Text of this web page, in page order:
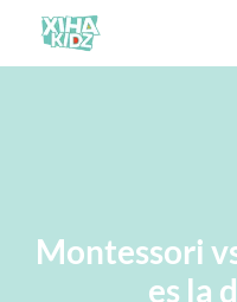
Montessori
es la